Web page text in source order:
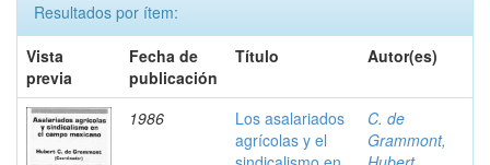
Resultados por ítem:
Vista
previa
Fecha de
publicación
Título Autor(es)
1986
Los asalariados
agrícolas y el
C. de
Grammont,